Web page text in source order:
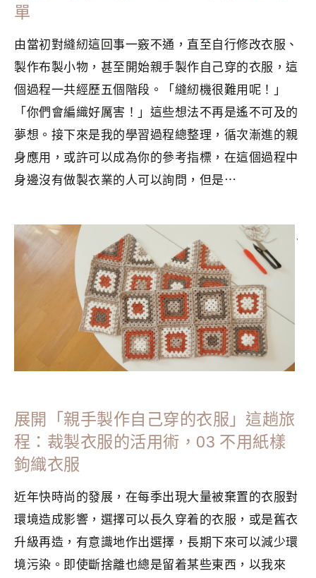
單
由當初對縫紉這回事一竅不通，直至自行修改衣服、
製作布製小物，甚至開始親手製作自己穿的衣服，這
個過程一共經歷五個階段。「縫紉機很難用呢！」
「你們會編織好厲害！」這些想法不再是遙不可及的
夢想。接下來是我的學習過程總整理，循次漸進的親
身應用，或許可以成為你的參考指標，在這個過程中
身邊沒有做製衣業的人可以詢問，但是⋯
分類： CRAFTS 標籤：Crafts,年度目標 手作服 ,縫紉 ,
自學
自我成長 裁製衣服的活用術,香港手作
展開「親手製作自己穿的衣服」這趟旅
程：裁製衣服的活用術，03 不用紙樣
鉤織衣服
近年快時尚的發展，在每季出現大量被棄置的衣服對
環境造成影響，選擇可以長久穿着的衣服，或是舊衣
升級再造，有意識地作出選擇，長期下來可以減少環
境污染。即使斷捨離也總是留着某些東西，以我來